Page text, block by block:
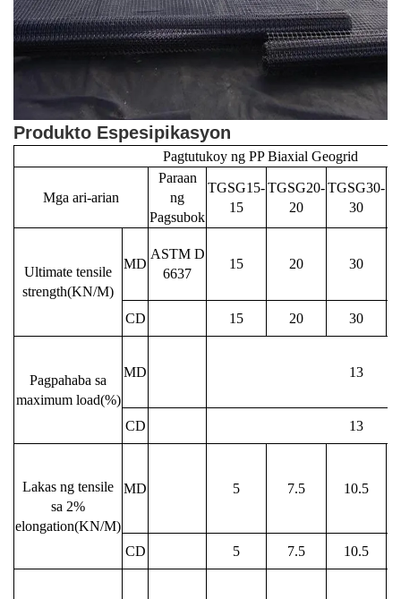
Produkto Espesipikasyon
Pagtutukoy ng PP Biaxial Geogrid
Mga ari-arian
Paraan
ng
Pagsubok
TGSG15-
15
TGSG20-
20
TGSG30-
30
Ultimate tensile
strength(KN/M)
MD
ASTM D
6637
15 20 30
CD 15 20 30
Pagpahaba sa
maximum load(%)
MD 13
CD 13
Lakas ng tensile
sa 2%
elongation(KN/M)
MD 5 7.5 10.5
CD 5 7.5 10.5